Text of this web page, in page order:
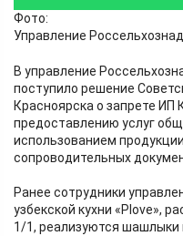
Фото:
Управление
В управление
поступило решение
Красноярска о запрете ИП
предоставлению услуг
использованием
сопроводительных
Ранее сотрудники
узбекской кухни «Рlove»,
1/1, реализуются шашлыки